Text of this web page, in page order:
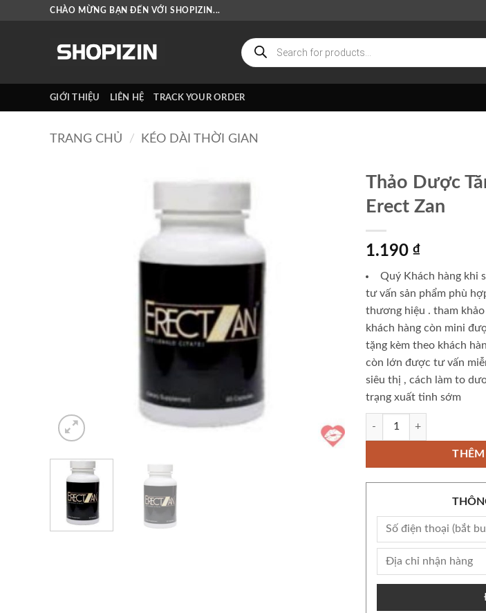
CHÀO MỪNG BẠN ĐẾN VỚI SHOPIZIN...
Tìm
kiếm
sản
phẩm
GIỚI THIỆU LIÊN HỆ TRACK YOUR ORDER
TRANG CHỦ / KÉO DÀI THỜI GIAN
Thảo Dược
Erect Zan
1.190 ₫
Quý Khách hàng khi
tư vấn sản phẩm phù
thương hiệu . tham khảo
khách hàng còn mini
tặng kèm theo khách
còn lớn được tư vấn
siêu thị , cách làm to
trạng xuất tinh sớm
Thảo Dược Tăng Cường